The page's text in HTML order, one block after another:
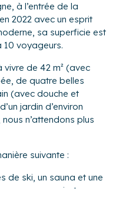
à l’entrée de la
2022 avec un esprit
sa superficie est
10 voyageurs.
vivre de 42 m² (avec
de quatre belles
(avec douche et
jardin d’environ
n’attendons plus
suivante :
de ski, un sauna et une
aspirateur,